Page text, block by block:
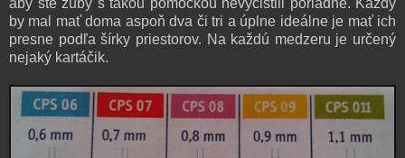
aby ste zuby s takou pomôckou nevyčistili poriadne. Každý
by mal mať doma aspoň dva či tri a úplne ideálne je mať ich
presne podľa šírky priestorov. Na každú medzeru je určený
nejaký kartáčik.